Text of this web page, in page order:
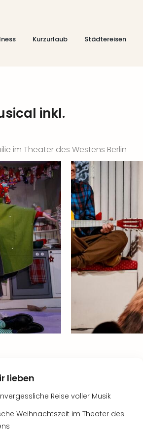
Kurzurlaub Städtereisen
inkl.
im Theater des Westens Berlin
lieben
Reise voller Musik
Weihnachtszeit im Theater des